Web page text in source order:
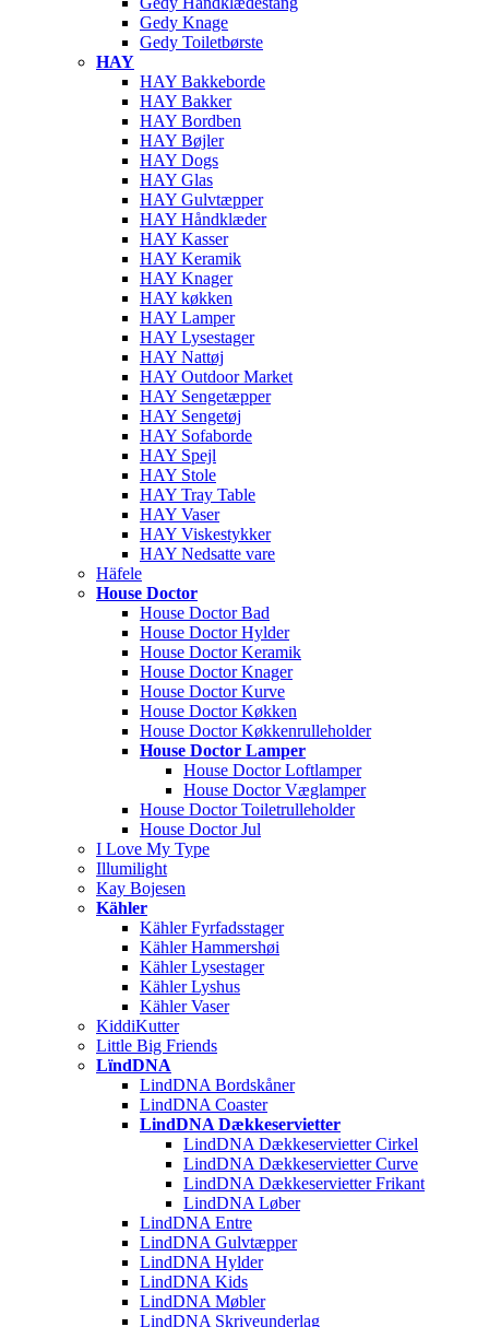
Gedy Knage
Gedy Toiletbørste
HAY
HAY Bakkeborde
HAY Bakker
HAY Bordben
HAY Bøjler
HAY Dogs
HAY Glas
HAY Gulvtæpper
HAY Håndklæder
HAY Kasser
HAY Keramik
HAY Knager
HAY køkken
HAY Lamper
HAY Lysestager
HAY Nattøj
HAY Outdoor Market
HAY Sengetæpper
HAY Sengetøj
HAY Sofaborde
HAY Spejl
HAY Stole
HAY Tray Table
HAY Vaser
HAY Viskestykker
HAY Nedsatte vare
Häfele
House Doctor
House Doctor Bad
House Doctor Hylder
House Doctor Keramik
House Doctor Knager
House Doctor Kurve
House Doctor Køkken
House Doctor Køkkenrulleholder
House Doctor Lamper
House Doctor Loftlamper
House Doctor Væglamper
House Doctor Toiletrulleholder
House Doctor Jul
I Love My Type
Illumilight
Kay Bojesen
Kähler
Kähler Fyrfadsstager
Kähler Hammershøi
Kähler Lysestager
Kähler Lyshus
Kähler Vaser
KiddiKutter
Little Big Friends
LïndDNA
LindDNA Bordskåner
LindDNA Coaster
LindDNA Dækkeservietter
LindDNA Dækkeservietter Cirkel
LindDNA Dækkeservietter Curve
LindDNA Dækkeservietter Frikant
LindDNA Løber
LindDNA Entre
LindDNA Gulvtæpper
LindDNA Hylder
LindDNA Kids
LindDNA Møbler
LindDNA Skriveunderlag